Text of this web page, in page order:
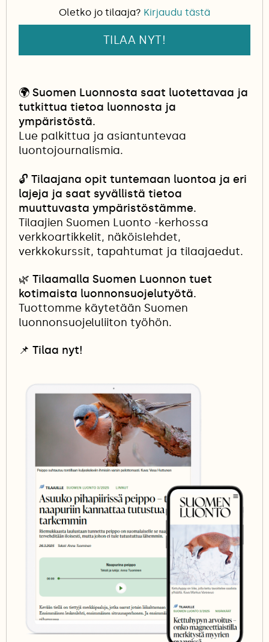
Oletko jo tilaaja? Kirjaudu tästä
TILAA NYT!
🌍 Suomen Luonnosta saat luotettavaa ja
tutkittua tietoa luonnosta ja
ympäristöstä.
Lue palkittua ja asiantuntevaa
luontojournalismia.
🔓 Tilaajana opit tuntemaan luontoa ja eri
lajeja ja saat syvällistä tietoa
muuttuvasta ympäristöstämme.
Tilaajien Suomen Luonto -kerhossa
verkkoartikkelit, näköislehdet,
verkkokurssit, tapahtumat ja tilaajaedut.
🌿 Tilaamalla Suomen Luonnon tuet
kotimaista luonnonsuojelutyötä.
Tuottomme käytetään Suomen
luonnonsuojeluliiton työhön.
📌 Tilaa nyt!